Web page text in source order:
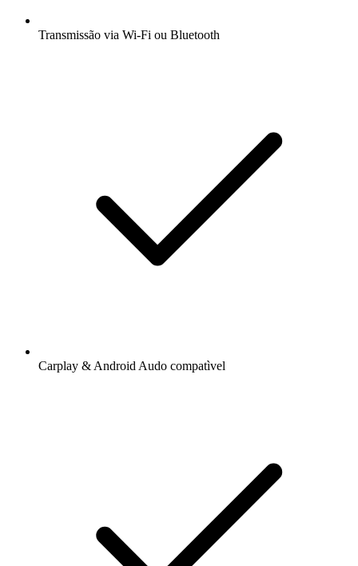
Transmissão via Wi-Fi ou Bluetooth
Carplay & Android Audo compatìvel